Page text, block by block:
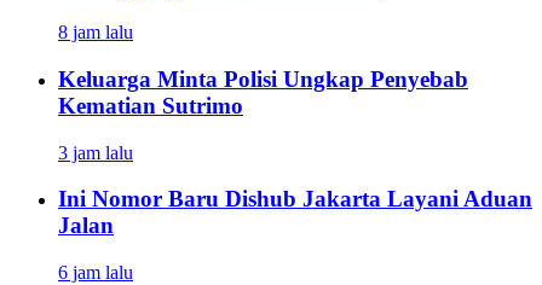
8 jam lalu
Keluarga Minta Polisi Ungkap Penyebab
Kematian Sutrimo
3 jam lalu
Ini Nomor Baru Dishub Jakarta Layani Aduan
Jalan
6 jam lalu